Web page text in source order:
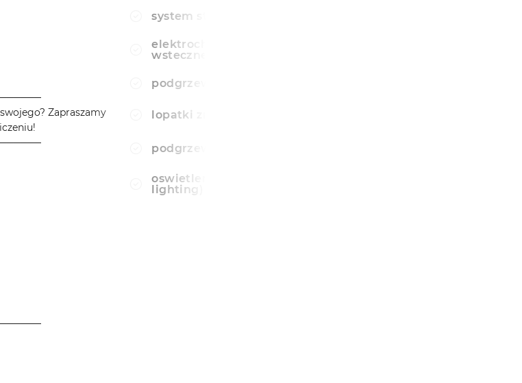
Zapraszamy
system start-stop
elektrochromatyczne lusterko
wsteczne
podgrzewane lusterka boczne
lopatki zmiany biegow
podgrzewana kierownica
oswietlenie wnetrza (ambient
lighting)